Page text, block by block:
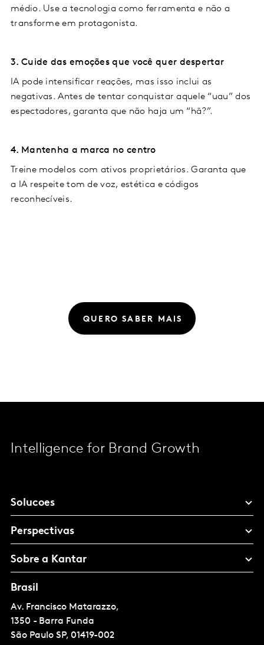
médio. Use a tecnologia como ferramenta e não a
transforme em protagonista.
3. Cuide das emoções que você quer despertar
IA pode intensificar reações, mas isso inclui as
negativas. Antes de tentar conquistar aquele “uau” dos
espectadores, garanta que não haja um “hã?”.
4. Mantenha a marca no centro
Treine modelos com ativos proprietários. Garanta que
a IA respeite tom de voz, estética e códigos
reconhecíveis.
QUERO SABER MAIS
Intelligence for Brand Growth
Solucoes
Perspectivas
Sobre a Kantar
Brasil
Av. Francisco Matarazzo,
1350 - Barra Funda
São Paulo SP, 01419-002